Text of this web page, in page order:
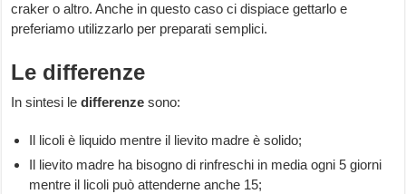
craker o altro. Anche in questo caso ci dispiace gettarlo e
preferiamo utilizzarlo per preparati semplici.
Le differenze
In sintesi ledifferenze sono:
Il licoli è liquido mentre il lievito madre è solido;
Il lievito madre ha bisogno di rinfreschi in media ogni 5 giorni
mentre il licoli può attenderne anche 15;